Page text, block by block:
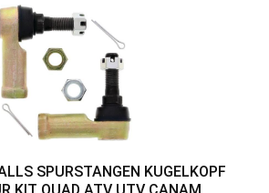
SPURSTANGEN KUGELKOPF